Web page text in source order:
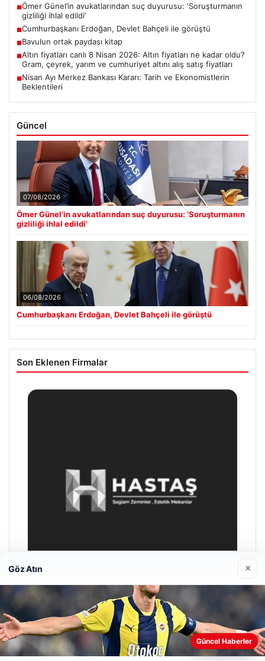
■Ömer Günel’in avukatlarından suç duyurusu: ‘Soruşturmanın
gizliliği ihlal edildi’
■Cumhurbaşkanı Erdoğan, Devlet Bahçeli ile görüştü
■Bavulun ortak paydası kitap
■Altın fiyatları canlı 8 Nisan 2026: Altın fiyatları ne kadar oldu?
Gram, çeyrek, yarım ve cumhuriyet altını alış satış fiyatları
■Nisan Ayı Merkez Bankası Kararı: Tarih ve Ekonomistlerin
Beklentileri
Güncel
07/08/2026
Ömer Günel’in avukatlarından suç duyurusu: ‘Soruşturmanın
gizliliği ihlal edildi’
06/08/2026
Cumhurbaşkanı Erdoğan, Devlet Bahçeli ile görüştü
Son Eklenen Firmalar
Enes Kaplan Avukatlık Bürosu
28/04/2026
Web sitemizi nasıl kullandığınızı daha iyi anlayabilmek,
Göz Atın ×
Güncel Haberler